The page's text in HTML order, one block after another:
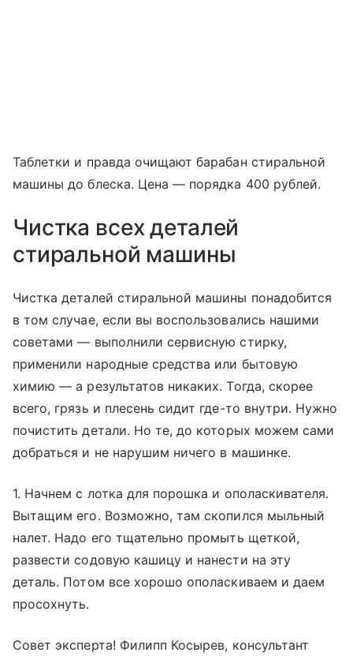
Таблетки и правда очищают барабан стиральной
машины до блеска. Цена — порядка 400 рублей.
Чистка всех деталей
стиральной машины
Чистка деталей стиральной машины понадобится
в том случае, если вы воспользовались нашими
советами — выполнили сервисную стирку,
применили народные средства или бытовую
химию — а результатов никаких. Тогда, скорее
всего, грязь и плесень сидит где-то внутри. Нужно
почистить детали. Но те, до которых можем сами
добраться и не нарушим ничего в машинке.
1. Начнем с лотка для порошка и ополаскивателя.
Вытащим его. Возможно, там скопился мыльный
налет. Надо его тщательно промыть щеткой,
развести содовую кашицу и нанести на эту
деталь. Потом все хорошо ополаскиваем и даем
просохнуть.
Совет эксперта! Филипп Косырев, консультант